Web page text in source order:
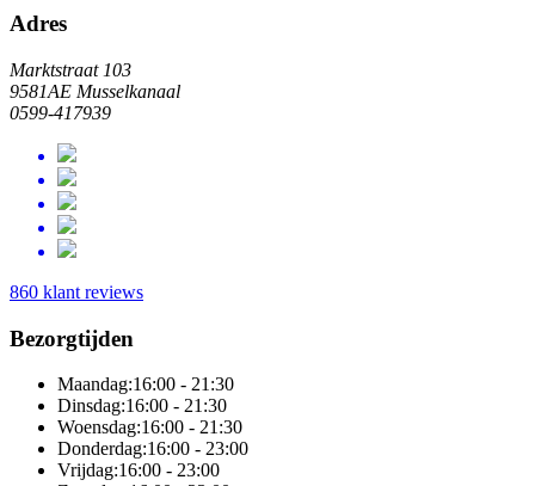
Adres
Marktstraat 103
9581AE Musselkanaal
0599-417939
860 klant reviews
Bezorgtijden
Maandag:16:00 - 21:30
Dinsdag:16:00 - 21:30
Woensdag:16:00 - 21:30
Donderdag:16:00 - 23:00
Vrijdag:16:00 - 23:00